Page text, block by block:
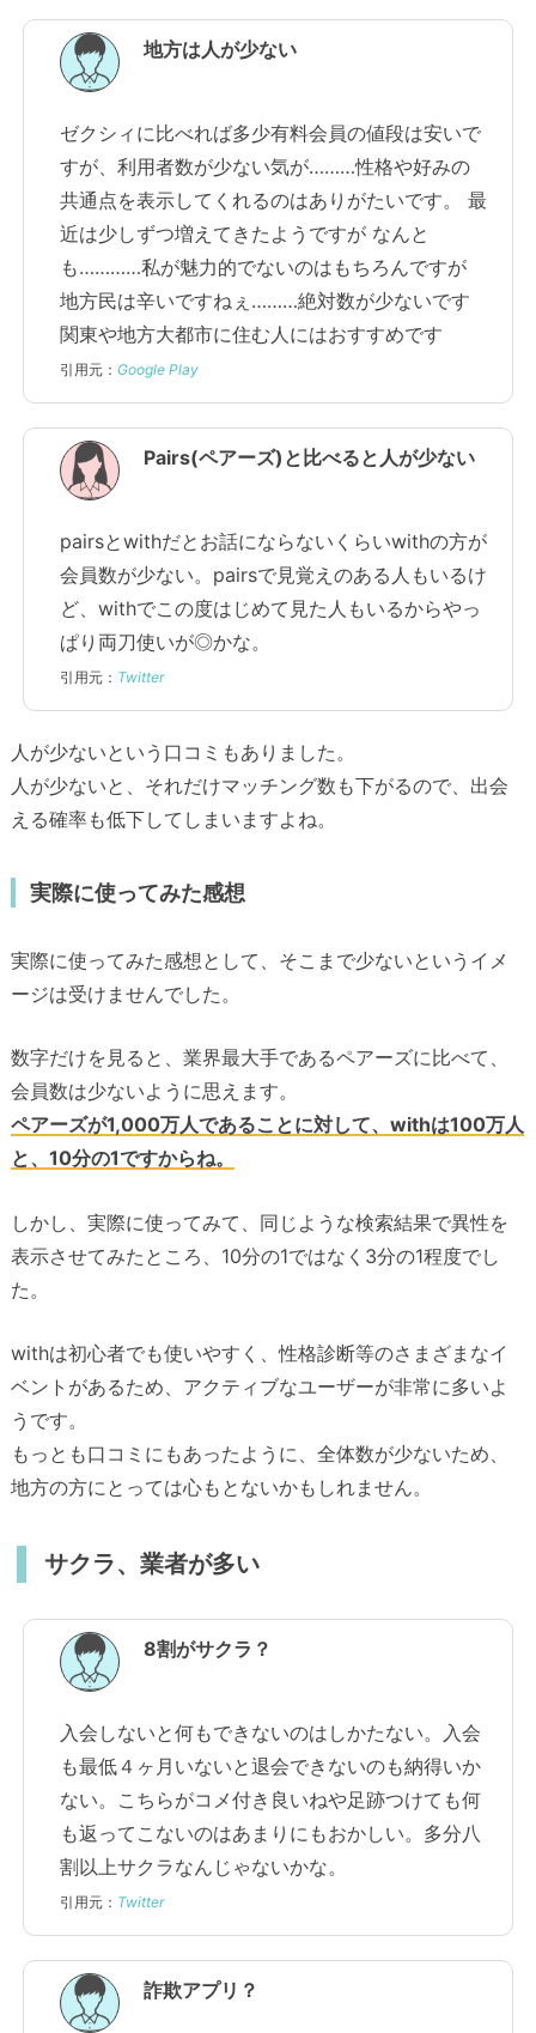
地方は人が少ない
ゼクシィに比べれば多少有料会員の値段は安いで
すが、利用者数が少ない気が………性格や好みの
共通点を表示してくれるのはありがたいです。 最
近は少しずつ増えてきたようですが なんと
も…………私が魅力的でないのはもちろんですが
地方民は辛いですねぇ………絶対数が少ないです
関東や地方大都市に住む人にはおすすめです
引用元： Google Play
Pairs(ペアーズ)と比べると人が少ない
pairsとwithだとお話にならないくらいwithの方が
会員数が少ない。pairsで見覚えのある人もいるけ
ど、withでこの度はじめて見た人もいるからやっ
ぱり両刀使いが◎かな。
引用元： Twitter
人が少ないという口コミもありました。
人が少ないと、それだけマッチング数も下がるので、出会
える確率も低下してしまいますよね。
実際に使ってみた感想
実際に使ってみた感想として、そこまで少ないというイメ
ージは受けませんでした。
数字だけを見ると、業界最大手であるペアーズに比べて、
会員数は少ないように思えます。
ペアーズが1,000万人であることに対して、withは100万人
と、10分の1ですからね。
しかし、実際に使ってみて、同じような検索結果で異性を
表示させてみたところ、10分の1ではなく3分の1程度でし
た。
withは初心者でも使いやすく、性格診断等のさまざまなイ
ベントがあるため、アクティブなユーザーが非常に多いよ
うです。
もっとも口コミにもあったように、全体数が少ないため、
地方の方にとっては心もとないかもしれません。
サクラ、業者が多い
8割がサクラ？
入会しないと何もできないのはしかたない。入会
も最低４ヶ月いないと退会できないのも納得いか
ない。こちらがコメ付き良いねや足跡つけても何
も返ってこないのはあまりにもおかしい。多分八
割以上サクラなんじゃないかな。
引用元： Twitter
詐欺アプリ？